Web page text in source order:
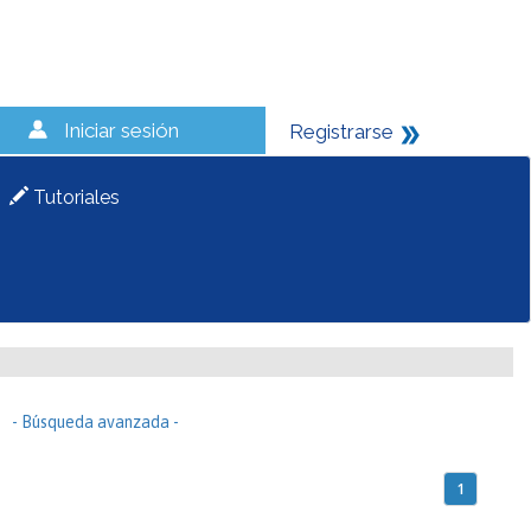
Iniciar sesión Registrarse
Tutoriales
- Búsqueda avanzada -
1